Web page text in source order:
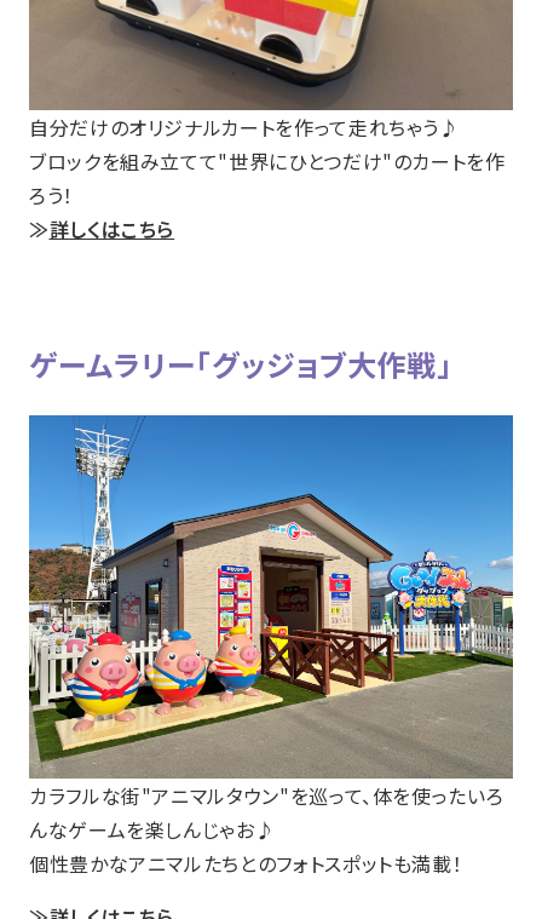
自分だけのオリジナルカートを作って走れちゃう♪
ブロックを組み立てて"世界にひとつだけ"のカートを作
ろう！
≫詳しくはこちら
ゲームラリー「グッジョブ大作戦」
カラフルな街"アニマルタウン"を巡って、体を使ったいろ
んなゲームを楽しんじゃお♪
個性豊かなアニマルたちとのフォトスポットも満載！